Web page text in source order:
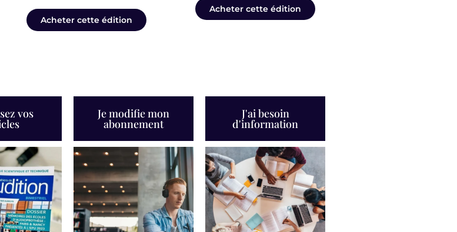
Acheter cette édition
Acheter cette édition
vos Je modifie mon
abonnement
J'ai besoin
d'information